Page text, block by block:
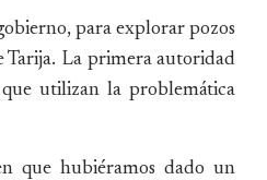
para explorar pozos
Tarija. La primera autoridad
utilizan la problemática
que hubiéramos dado un